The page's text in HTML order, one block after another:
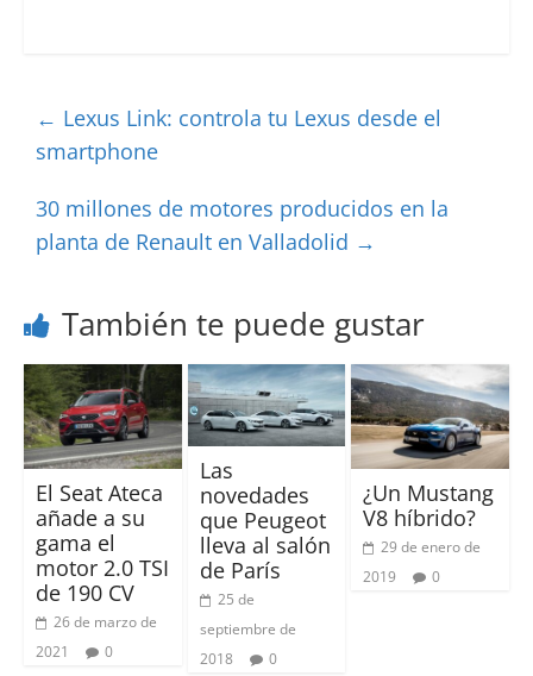
← Lexus Link: controla tu Lexus desde el
smartphone
30 millones de motores producidos en la
planta de Renault en Valladolid →
También te puede gustar
El Seat Ateca
añade a su
gama el
motor 2.0 TSI
de 190 CV
26 de marzo de
2021
0
Las
novedades
que Peugeot
lleva al salón
de París
25 de
septiembre de
2018
0
¿Un Mustang
V8 híbrido?
29 de enero de
2019
0